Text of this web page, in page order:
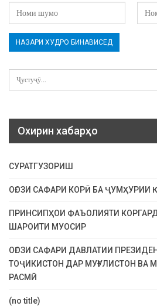
Охирин хабарҳо
СУРАТГУЗОРИШ
ОҒОЗИ САФАРИ КОРӢ БА ҶУМҲУРИИ
ПРИНСИПҲОИ ФАЪОЛИЯТИ
ШАРОИТИ МУОСИР
ОҒОЗИ САФАРИ ДАВЛАТИИ
ТОҶИКИСТОН ДАР МУҒУЛИСТОН ВА
РАСМӢ
(no title)